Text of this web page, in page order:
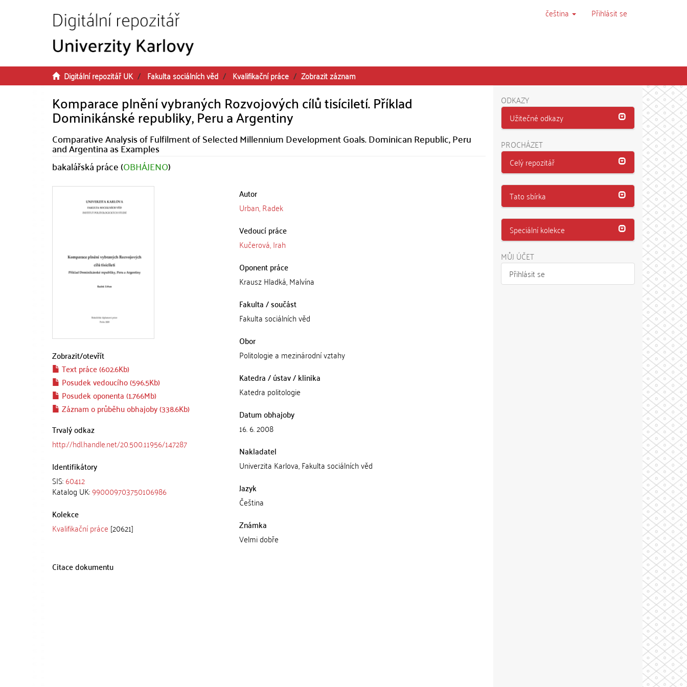
čeština Přihlásit se
Digitální repozitář UK Fakulta sociálních věd Kvalifikační práce Zobrazit záznam
Komparace plnění vybraných Rozvojových cílů tisíciletí. Příklad
Dominikánské republiky, Peru a Argentiny
Comparative Analysis of Fulfilment of Selected Millennium Development Goals. Dominican Republic, Peru
and Argentina as Examples
bakalářská práce (OBHÁJENO)
Zobrazit/otevřít
Text práce (602.6Kb)
Posudek vedoucího (596.5Kb)
Posudek oponenta (1.766Mb)
Záznam o průběhu obhajoby (338.6Kb)
Trvalý odkaz
http://hdl.handle.net/20.500.11956/147287
Identifikátory
SIS:60412
Katalog UK:990009703750106986
Kolekce
Kvalifikační práce [20621]
Autor
Urban, Radek
Vedoucí práce
Kučerová, Irah
Oponent práce
Krausz Hladká, Malvína
Fakulta / součást
Fakulta sociálních věd
Obor
Politologie a mezinárodní vztahy
Katedra / ústav / klinika
Katedra politologie
Datum obhajoby
16. 6. 2008
Nakladatel
Univerzita Karlova, Fakulta sociálních věd
Jazyk
Čeština
Známka
Velmi dobře
Citace dokumentu
ODKAZY
Užitečné odkazy
PROCHÁZET
Celý repozitář
Tato sbírka
Speciální kolekce
MŮJ ÚČET
Přihlásit se